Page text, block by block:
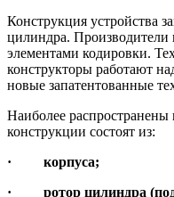
Конструкция устройства
цилиндра.
элементами кодировки.
конструкторы работают
новые запатентованные
Наиболее
конструкции состоят из:
· корпуса;
· ротор цилиндра